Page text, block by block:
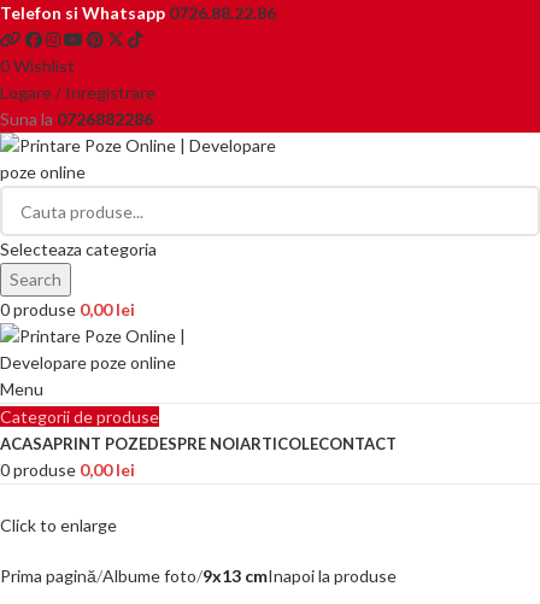
Telefon si Whatsapp 0726.88.22.86
0Wishlist
Logare / Inregistrare
Suna la 0726882286
Selecteaza categoria
Search
0produse 0,00lei
Menu
Categorii de produse
ACASAPRINT POZEDESPRE NOIARTICOLECONTACT
0produse 0,00lei
Click to enlarge
Prima pagină Albume foto 9x13 cmInapoi la produse